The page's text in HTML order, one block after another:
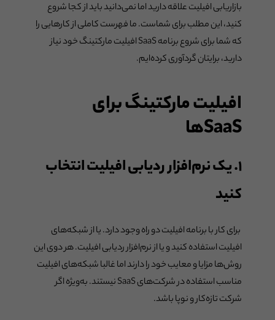
بازاریابی افیلیت علاقه دارید اما نمی‌دانید باید از کجا شروع
کنید، این مطلب برای شماست. ما فهرست کاملی از کارهایی را
که شما برای شروع برنامه SaaS افیلیت مارکتینگ خود نیاز
دارید، برایتان گردآوری کرده‌ایم.
افیلیت مارکتینگ برای
SaaSها
۱. یک نرم‌افزار ردیابی افیلیت انتخاب
کنید
برای کار با برنامه افیلیت دو راه وجود دارد. یا از شبکه‌های
افیلیت استفاده کنید و یا از نرم‌افزار ردیابی افیلیت. هر دوی این
روش‌ها مزایا و معایب خود را دارند اما غالبا شبکه‌های افیلیت
مناسب استفاده در شرکت‌های SaaS نیستند. به‌ویژه اگر
شرکت تازه‌کار و نوپا باشد.